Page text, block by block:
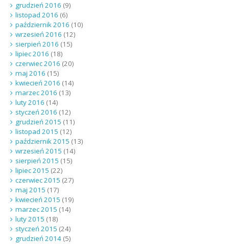
grudzień 2016 (9)
listopad 2016 (6)
październik 2016 (10)
wrzesień 2016 (12)
sierpień 2016 (15)
lipiec 2016 (18)
czerwiec 2016 (20)
maj 2016 (15)
kwiecień 2016 (14)
marzec 2016 (13)
luty 2016 (14)
styczeń 2016 (12)
grudzień 2015 (11)
listopad 2015 (12)
październik 2015 (13)
wrzesień 2015 (14)
sierpień 2015 (15)
lipiec 2015 (22)
czerwiec 2015 (27)
maj 2015 (17)
kwiecień 2015 (19)
marzec 2015 (14)
luty 2015 (18)
styczeń 2015 (24)
grudzień 2014(5)